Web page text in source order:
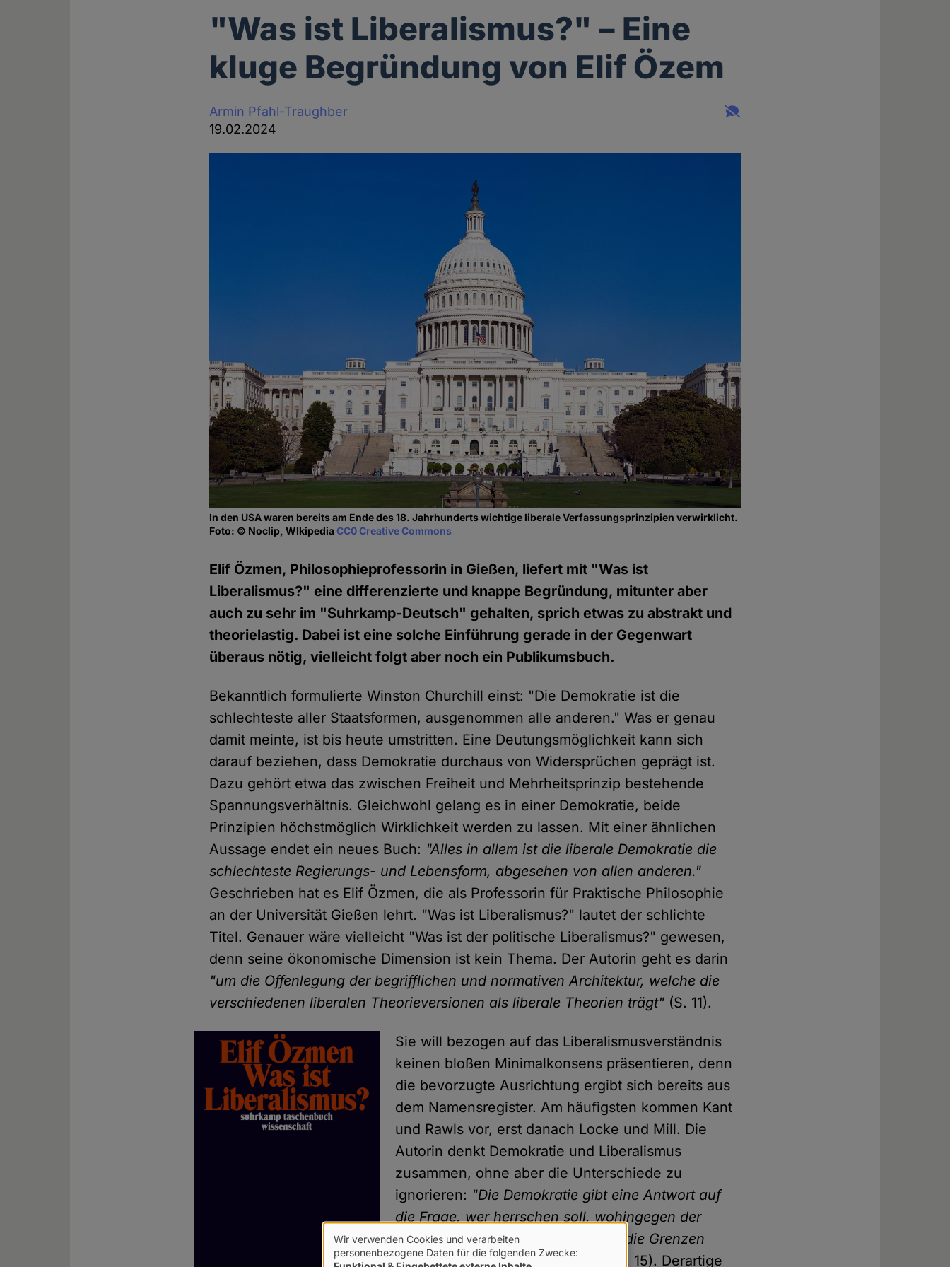
"Was ist Liberalismus?" – Eine
kluge Begründung von Elif Özem
Armin Pfahl-Traughber
19.02.2024
In den USA waren bereits am Ende des 18. Jahrhunderts wichtige liberale Verfassungsprinzipien verwirklicht.
Foto: © Noclip, WIkipediaCC0 Creative Commons
Elif Özmen, Philosophieprofessorin in Gießen, liefert mit "Was ist
Liberalismus?" eine differenzierte und knappe Begründung, mitunter aber
auch zu sehr im "Suhrkamp-Deutsch" gehalten, sprich etwas zu abstrakt und
theorielastig. Dabei ist eine solche Einführung gerade in der Gegenwart
überaus nötig, vielleicht folgt aber noch ein Publikumsbuch.
Bekanntlich formulierte Winston Churchill einst: "Die Demokratie ist die
schlechteste aller Staatsformen, ausgenommen alle anderen." Was er genau
damit meinte, ist bis heute umstritten. Eine Deutungsmöglichkeit kann sich
darauf beziehen, dass Demokratie durchaus von Widersprüchen geprägt ist.
Dazu gehört etwa das zwischen Freiheit und Mehrheitsprinzip bestehende
Spannungsverhältnis. Gleichwohl gelang es in einer Demokratie, beide
Prinzipien höchstmöglich Wirklichkeit werden zu lassen. Mit einer ähnlichen
Aussage endet ein neues Buch: "Alles in allem ist die liberale Demokratie die
schlechteste Regierungs- und Lebensform, abgesehen von allen anderen."
Geschrieben hat es Elif Özmen, die als Professorin für Praktische Philosophie
an der Universität Gießen lehrt. "Was ist Liberalismus?" lautet der schlichte
Titel. Genauer wäre vielleicht "Was ist der politische Liberalismus?" gewesen,
denn seine ökonomische Dimension ist kein Thema. Der Autorin geht es darin
"um die Offenlegung der begrifflichen und normativen Architektur, welche die
verschiedenen liberalen Theorieversionen als liberale Theorien trägt" (S. 11).
Sie will bezogen auf das Liberalismusverständnis
keinen bloßen Minimalkonsens präsentieren, denn
die bevorzugte Ausrichtung ergibt sich bereits aus
dem Namensregister. Am häufigsten kommen Kant
und Rawls vor, erst danach Locke und Mill. Die
Autorin denkt Demokratie und Liberalismus
zusammen, ohne aber die Unterschiede zu
ignorieren: "Die Demokratie gibt eine Antwort auf
die Frage, wer herrschen soll, wohingegen der
Liberalismus darauf antwortet, wo die Grenzen
jeder Herrschaft zu ziehen sind"
(S. 15). Derartige
Verwendung
Wir verwenden Cookies und verarbeiten
personenbezogene Daten für die folgenden Zwecke: